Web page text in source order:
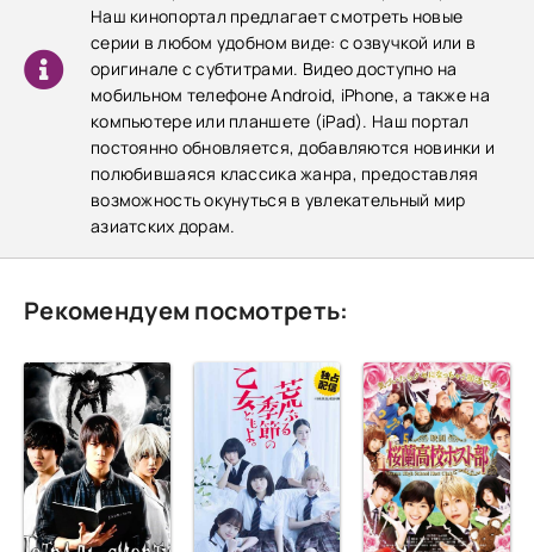
Наш кинопортал предлагает смотреть новые
серии в любом удобном виде: с озвучкой или в
оригинале с субтитрами. Видео доступно на
мобильном телефоне Android, iPhone, а также на
компьютере или планшете (iPad). Наш портал
постоянно обновляется, добавляются новинки и
полюбившаяся классика жанра, предоставляя
возможность окунуться в увлекательный мир
азиатских дорам.
Рекомендуем посмотреть: